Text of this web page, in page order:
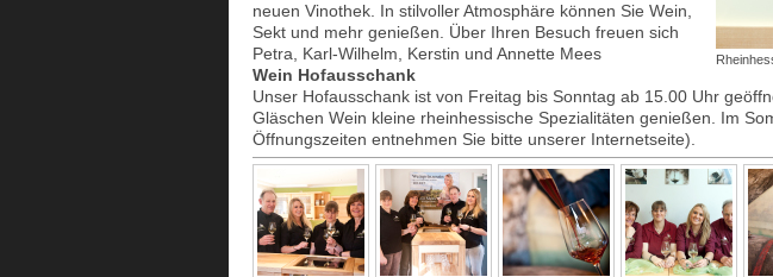
neuen Vinothek. In stilvoller Atmosphäre können Sie Wein,
Sekt und mehr genießen. Über Ihren Besuch freuen sich
Petra, Karl-Wilhelm, Kerstin und Annette Mees
Wein Hofausschank
Unser Hofausschank ist von Freitag bis Sonntag ab 15.00 Uhr
Gläschen Wein kleine rheinhessische Spezialitäten genießen. Im
Öffnungszeiten entnehmen Sie bitte unserer Internetseite).